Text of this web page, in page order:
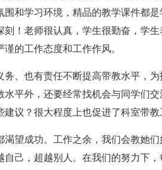
围和学习环境，精品的教学课件都
刻！老师很认真，学生很勤奋，学
的工作态度和工作作风。
务、也有责任不断提高带教水平，
水平外，还要经常找机会与同学们
议？很大程度上也促进了科室带教
渴望成功。工作之余，我们会教她
自己，超越别人。在我们的努力下